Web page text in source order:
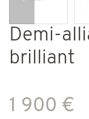
Demi-
brilliant
1 900 €